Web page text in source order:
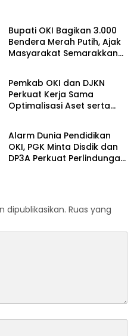
Bupati OKI Bagikan 3.000
Bendera Merah Putih, Ajak
Masyarakat Semarakkan
OKI Maju Bersama
Pemkab OKI dan DJKN
Perkuat Kerja Sama
Optimalisasi Aset serta
OKI Maju Bersama
Alarm Dunia Pendidikan
OKI, PGK Minta Disdik dan
DP3A Perkuat Perlindungan
dipublikasikan. Ruas yang